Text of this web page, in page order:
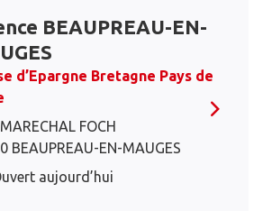
BEAUPREAU-EN-
d’Epargne Bretagne Pays de
FOCH
BEAUPREAU-EN-MAUGES
aujourd’hui